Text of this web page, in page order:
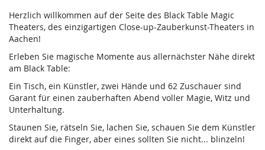
Magic
Theater
GmbH
Herzlich willkommen auf der Seite des Black Table Magic
Theaters, des einzigartigen Close-up-Zauberkunst-Theaters in
Aachen!
Erleben Sie magische Momente aus allernächster Nähe direkt
am Black Table:
Ein Tisch, ein Künstler, zwei Hände und 62 Zuschauer sind
Garant für einen zauberhaften Abend voller Magie, Witz und
Unterhaltung.
Staunen Sie, rätseln Sie, lachen Sie, schauen Sie dem Künstler
direkt auf die Finger, aber eines sollten Sie nicht... blinzeln!